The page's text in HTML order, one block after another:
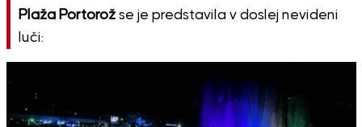
Plaža Portorožse je predstavila v doslej nevideni
luči: